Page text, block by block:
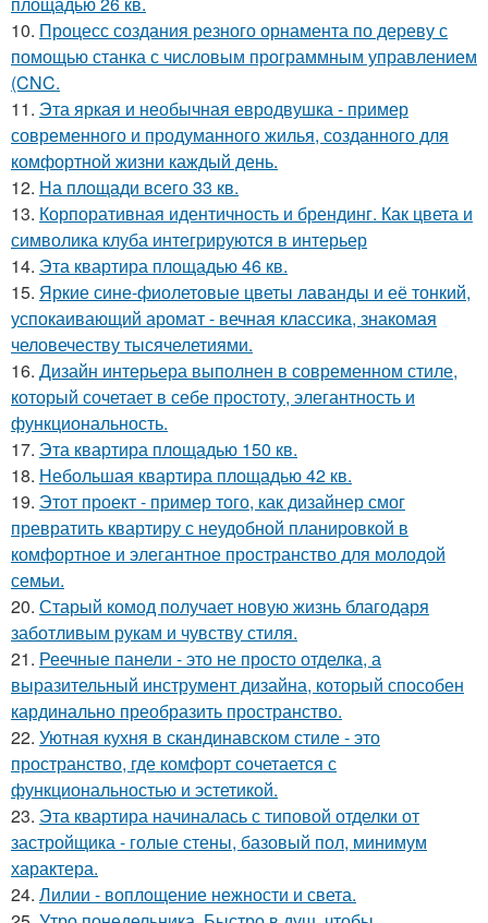
10. Процесс создания резного орнамента по дереву с
помощью станка с числовым программным управлением
(CNC.
11. Эта яркая и необычная евродвушка - пример
современного и продуманного жилья, созданного для
комфортной жизни каждый день.
12. На площади всего 33 кв.
13. Корпоративная идентичность и брендинг. Как цвета и
символика клуба интегрируются в интерьер
14. Эта квартира площадью 46 кв.
15. Яркие сине-фиолетовые цветы лаванды и её тонкий,
успокаивающий аромат - вечная классика, знакомая
человечеству тысячелетиями.
16. Дизайн интерьера выполнен в современном стиле,
который сочетает в себе простоту, элегантность и
функциональность.
17. Эта квартира площадью 150 кв.
18. Небольшая квартира площадью 42 кв.
19. Этот проект - пример того, как дизайнер смог
превратить квартиру с неудобной планировкой в
комфортное и элегантное пространство для молодой
семьи.
20. Старый комод получает новую жизнь благодаря
заботливым рукам и чувству стиля.
21. Реечные панели - это не просто отделка, а
выразительный инструмент дизайна, который способен
кардинально преобразить пространство.
22. Уютная кухня в скандинавском стиле - это
пространство, где комфорт сочетается с
функциональностью и эстетикой.
23. Эта квартира начиналась с типовой отделки от
застройщика - голые стены, базовый пол, минимум
характера.
24. Лилии - воплощение нежности и света.